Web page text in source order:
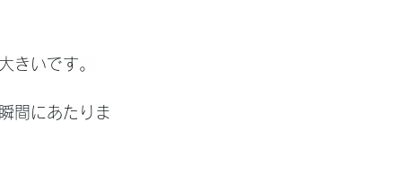
きいです。
間にあたりま